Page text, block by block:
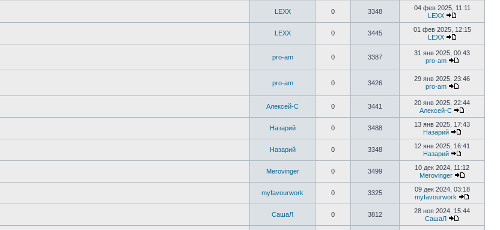
LEXX 0 3348
04 фев 2025, 11:11
LEXX
LEXX 0 3445
01 фев 2025, 12:15
LEXX
pro-am 0 3387
31 янв 2025, 00:43
pro-am
pro-am 0 3426
29 янв 2025, 23:46
pro-am
Алексей-С 0 3441
20 янв 2025, 22:44
Алексей-С
Назарий 0 3488
13 янв 2025, 17:43
Назарий
Назарий 0 3348
12 янв 2025, 16:41
Назарий
Merovinger 0 3499
10 дек 2024, 11:12
Merovinger
myfavourwork 0 3325
09 дек 2024, 03:18
myfavourwork
СашаЛ 0 3812
28 ноя 2024, 15:44
СашаЛ